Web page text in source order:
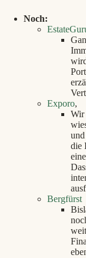
Noch:
Exporo,
Wir
die
Bergfürst